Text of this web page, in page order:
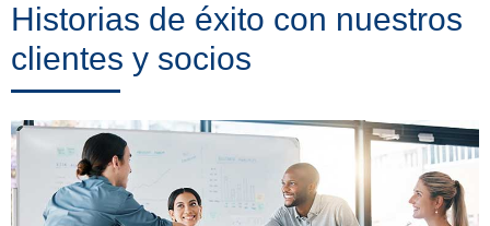
Historias de éxito con nuestros
clientes y socios